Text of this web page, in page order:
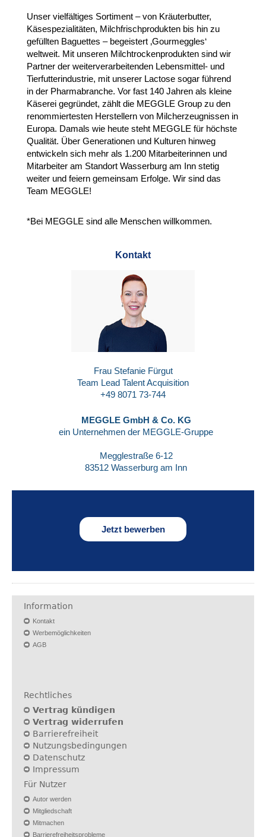
Information
Kontakt
Werbemöglichkeiten
AGB
Rechtliches
Vertrag kündigen
Vertrag widerrufen
Barrierefreiheit
Nutzungsbedingungen
Datenschutz
Impressum
Für Nutzer
Autor werden
Mitgliedschaft
Mitmachen
Barrierefreiheitsprobleme